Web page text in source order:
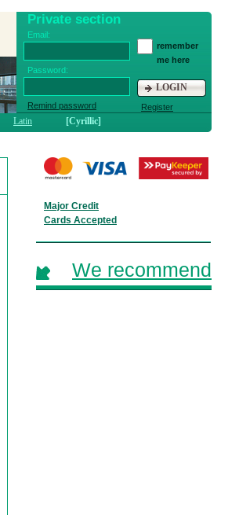
Private section
Email:
Password:
Remind password
remember
me here
LOGIN
Register
Latin [Cyrillic]
Major Credit
Cards Accepted
We recommend